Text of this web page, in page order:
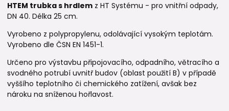
HTEM trubka s hrdlem z HT Systému - pro vnitřní odpady,
DN 40. Délka 25 cm.
Vyrobeno z polypropylenu, odolávající vysokým teplotám.
Vyrobeno dle ČSN EN 1451-1.
Určeno pro výstavbu připojovacího, odpadního, větracího a
svodného potrubí uvnitř budov (oblast použití B) v případě
vyššího teplotního či chemického zatížení, avšak bez
nároku na sníženou hořlavost.